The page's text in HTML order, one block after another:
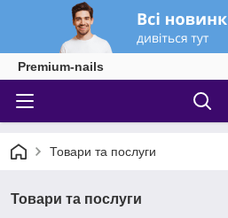
Premium-nails
Товари та послуги
Товари та послуги